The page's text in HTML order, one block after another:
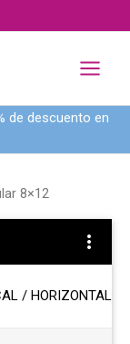
de descuento en
8×12
/ HORIZONTAL